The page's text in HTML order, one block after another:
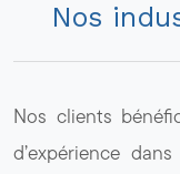
Nos
Nos clients
d’expérience